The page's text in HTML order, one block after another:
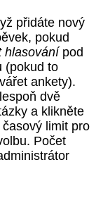
přidáte nový
pokud
hlasovánípod
(pokud to
ankety).
dvě
a klikněte
limit pro
Počet